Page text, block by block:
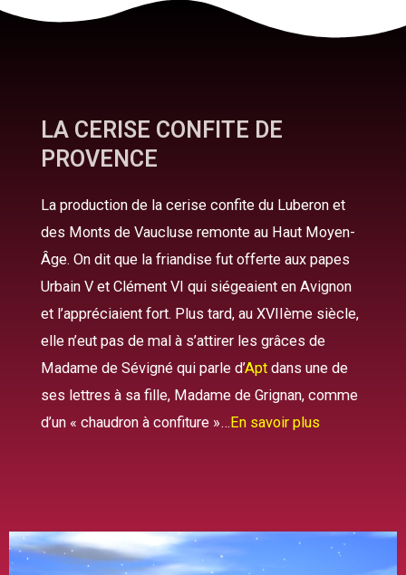
LA CERISE CONFITE DE
PROVENCE
La production de la cerise confite du Luberon et
des Monts de Vaucluse remonte au Haut Moyen-
Âge. On dit que la friandise fut offerte aux papes
Urbain V et Clément VI qui siégeaient en Avignon
et l’appréciaient fort. Plus tard, au XVIIème siècle,
elle n’eut pas de mal à s’attirer les grâces de
Madame de Sévigné qui parle d’Apt dans une de
ses lettres à sa fille, Madame de Grignan, comme
d’un « chaudron à confiture »…En savoir plus